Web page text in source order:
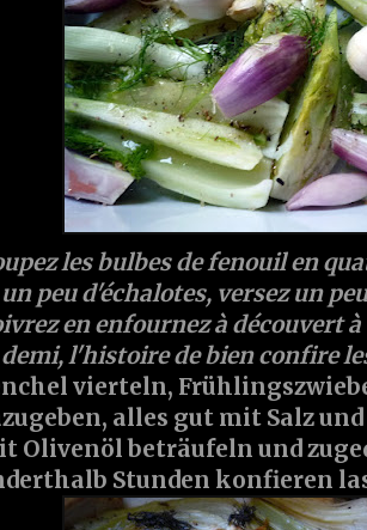
les bulbes de fenouil en
peu d'échalotes, versez un
en enfournez à découvert
l'histoire de bien confire
vierteln,
alles gut mit Salz
Olivenöl beträufeln und
Stunden konfieren